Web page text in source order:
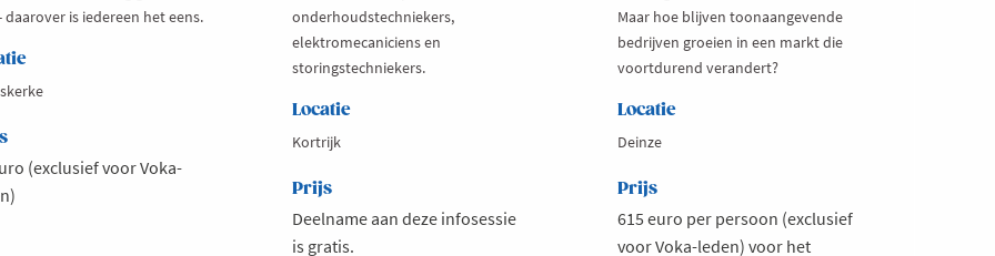
daarover is iedereen het eens.
(exclusief voor Voka-
onderhoudstechniekers,
elektromecaniciens en
storingstechniekers.
Locatie
Kortrijk
Prijs
Deelname aan deze infosessie
is gratis.
Maar hoe blijven toonaangevende
bedrijven groeien in een markt die
voortdurend verandert?
Locatie
Deinze
Prijs
615 euro per persoon (exclusief
voor Voka-leden) voor het